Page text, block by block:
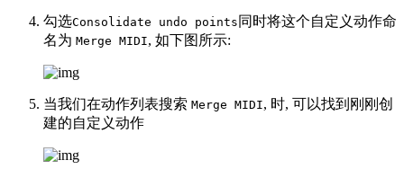
勾选Consolidate undo points 同时将这个自定义动作命
名为 Merge MIDI, 如下图所示:
当我们在动作列表搜索 Merge MIDI, 时, 可以找到刚刚创
建的自定义动作